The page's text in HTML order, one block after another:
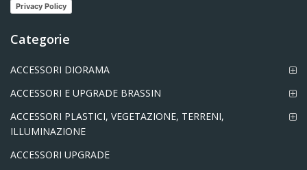
Privacy Policy
Categorie
ACCESSORI DIORAMA
ACCESSORI E UPGRADE BRASSIN
ACCESSORI PLASTICI, VEGETAZIONE, TERRENI,
ILLUMINAZIONE
ACCESSORI UPGRADE